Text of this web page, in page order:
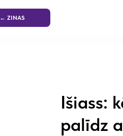
← ZINAS
Išiass:
palīdz